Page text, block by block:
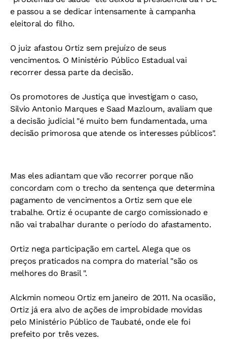
e passou a se dedicar intensamente à campanha
eleitoral do filho.
O juiz afastou Ortiz sem prejuízo de seus
vencimentos. O Ministério Público Estadual vai
recorrer dessa parte da decisão.
Os promotores de Justiça que investigam o caso,
Silvio Antonio Marques e Saad Mazloum, avaliam que
a decisão judicial "é muito bem fundamentada, uma
decisão primorosa que atende os interesses públicos".
Mas eles adiantam que vão recorrer porque não
concordam com o trecho da sentença que determina
pagamento de vencimentos a Ortiz sem que ele
trabalhe. Ortiz é ocupante de cargo comissionado e
não vai trabalhar durante o período do afastamento.
Ortiz nega participação em cartel. Alega que os
preços praticados na compra do material "são os
melhores do Brasil ".
Alckmin nomeou Ortiz em janeiro de 2011. Na ocasião,
Ortiz já era alvo de ações de improbidade movidas
pelo Ministério Público de Taubaté, onde ele foi
prefeito por três vezes.